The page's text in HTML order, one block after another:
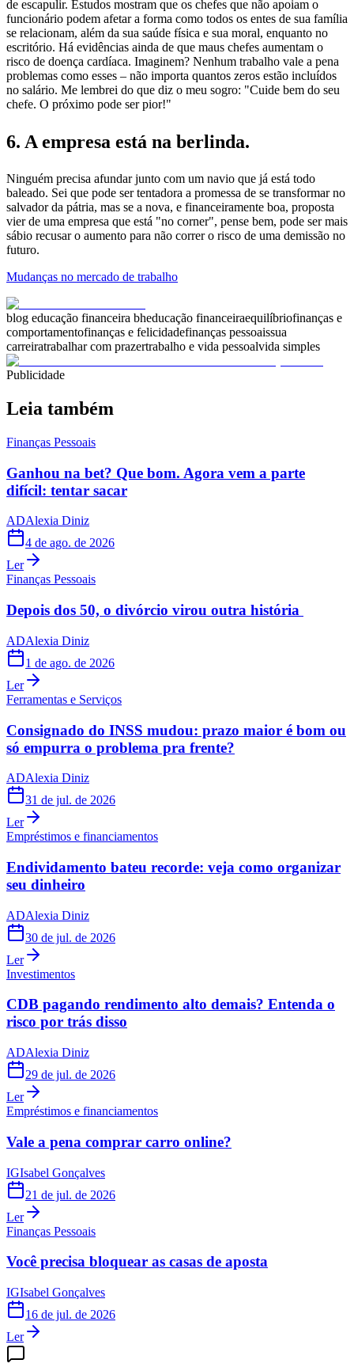
de escapulir. Estudos mostram que os chefes que não apoiam o
funcionário podem afetar a forma como todos os entes de sua família
se relacionam, além da sua saúde física e sua moral, enquanto no
escritório. Há evidências ainda de que maus chefes aumentam o
risco de doença cardíaca. Imaginem? Nenhum trabalho vale a pena
problemas como esses – não importa quantos zeros estão incluídos
no salário. Me lembrei do que diz o meu sogro: "Cuide bem do seu
chefe. O próximo pode ser pior!"
6. A empresa está na berlinda.
Ninguém precisa afundar junto com um navio que já está todo
baleado. Sei que pode ser tentadora a promessa de se transformar no
salvador da pátria, mas se a nova, e financeiramente boa, proposta
vier de uma empresa que está "no corner", pense bem, pode ser mais
sábio recusar o aumento para não correr o risco de uma demissão no
futuro.
Mudanças no mercado de trabalho
blog educação financeira bheducação financeiraequilíbriofinanças e
comportamentofinanças e felicidadefinanças pessoaissua
carreiratrabalhar com prazertrabalho e vida pessoalvida simples
Publicidade
Leia também
Finanças Pessoais
Ganhou na bet? Que bom. Agora vem a parte
difícil: tentar sacar
ADAlexia Diniz
4 de ago. de 2026
Ler
Finanças Pessoais
Depois dos 50, o divórcio virou outra história
ADAlexia Diniz
1 de ago. de 2026
Ler
Ferramentas e Serviços
Consignado do INSS mudou: prazo maior é bom ou
só empurra o problema pra frente?
ADAlexia Diniz
31 de jul. de 2026
Ler
Empréstimos e financiamentos
Endividamento bateu recorde: veja como organizar
seu dinheiro
ADAlexia Diniz
30 de jul. de 2026
Ler
Investimentos
CDB pagando rendimento alto demais? Entenda o
risco por trás disso
ADAlexia Diniz
29 de jul. de 2026
Ler
Empréstimos e financiamentos
Vale a pena comprar carro online?
IGIsabel Gonçalves
21 de jul. de 2026
Ler
Finanças Pessoais
Você precisa bloquear as casas de aposta
IGIsabel Gonçalves
16 de jul. de 2026
Ler